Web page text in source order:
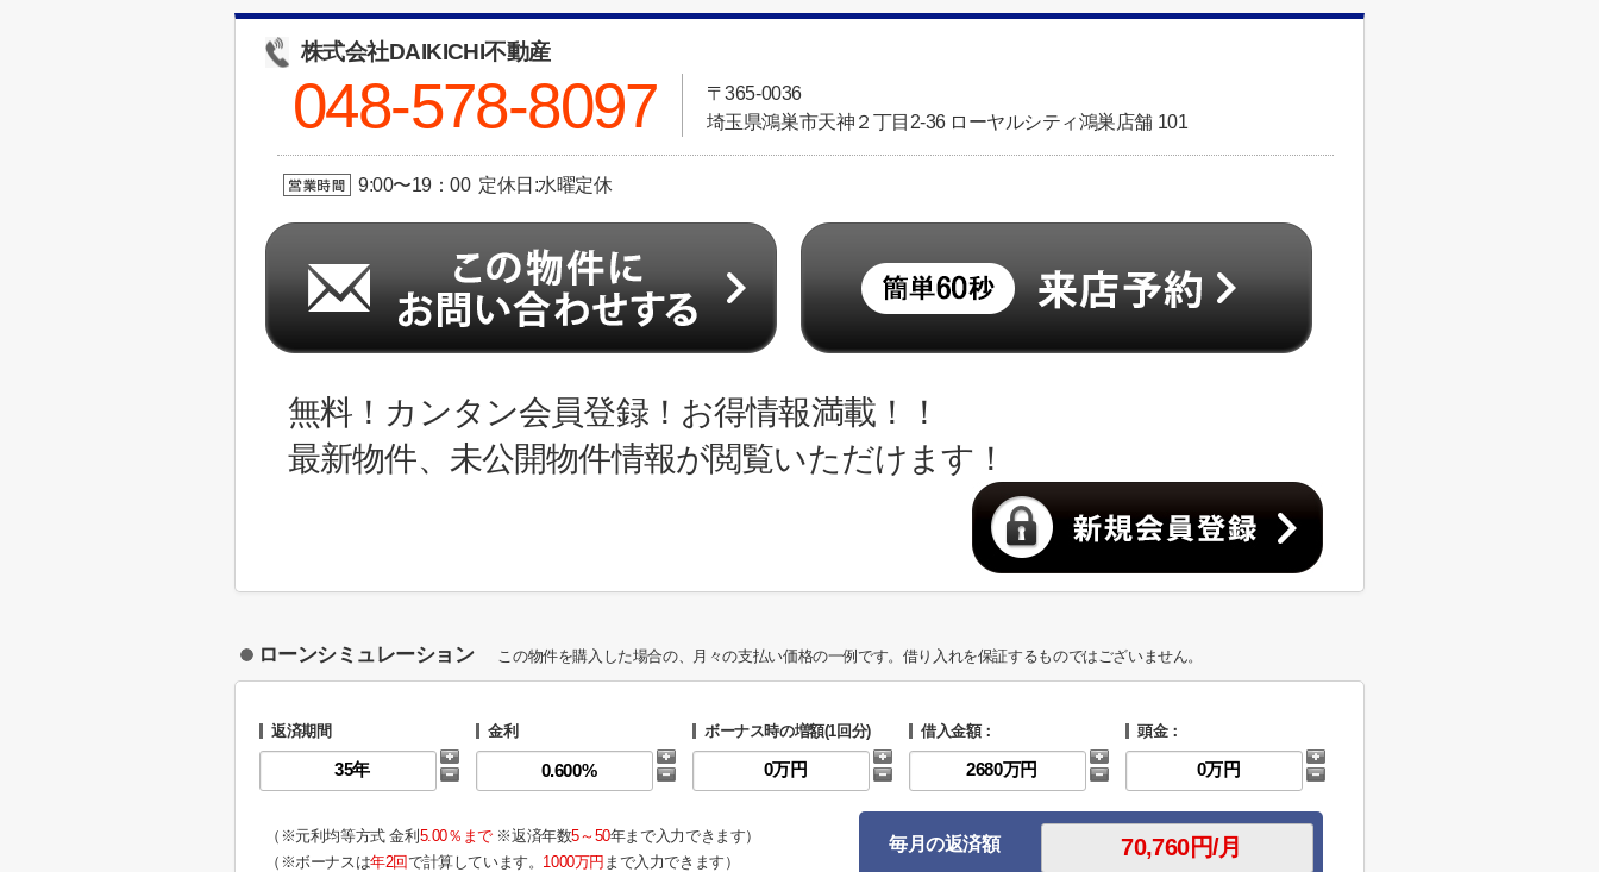
株式会社DAIKICHI不動産
048-578-8097
〒365-0036
埼玉県鴻巣市天神２丁目2-36 ローヤルシティ鴻巣店舗 101
9:00〜19：00 定休日:水曜定休
無料！カンタン会員登録！お得情報満載！！
最新物件、未公開物件情報が閲覧いただけます！
ローンシミュレーション この物件を購入した場合の、月々の支払い価格の一例です。借り入れを保証するものではございません。
返済期間 金利 ボーナス時の増額(1回分) 借入金額： 頭金：
（※元利均等方式 金利5.00％まで※返済年数5～50年まで入力できます）
（※ボーナスは年2回で計算しています。 1000万円 まで入力できます）
毎月の返済額